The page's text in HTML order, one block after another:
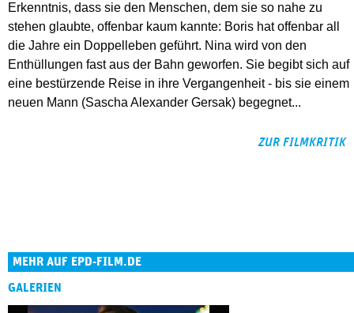
Erkenntnis, dass sie den Menschen, dem sie so nahe zu
stehen glaubte, offenbar kaum kannte: Boris hat offenbar all
die Jahre ein Doppelleben geführt. Nina wird von den
Enthüllungen fast aus der Bahn geworfen. Sie begibt sich auf
eine bestürzende Reise in ihre Vergangenheit - bis sie einem
neuen Mann (Sascha Alexander Gersak) begegnet...
ZUR FILMKRITIK
MEHR AUF EPD-FILM.DE
GALERIEN